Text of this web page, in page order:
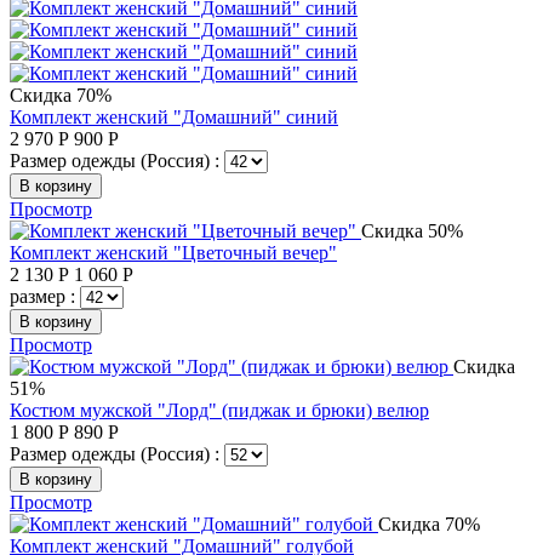
Скидка 70%
Комплект женский "Домашний" синий
2 970 Р 900 Р
Размер одежды (Россия) :
В корзину
Просмотр
Скидка 50%
Комплект женский "Цветочный вечер"
2 130 Р 1 060 Р
размер :
В корзину
Просмотр
Скидка
51%
Костюм мужской "Лорд" (пиджак и брюки) велюр
1 800 Р 890 Р
Размер одежды (Россия) :
В корзину
Просмотр
Скидка 70%
Комплект женский "Домашний" голубой